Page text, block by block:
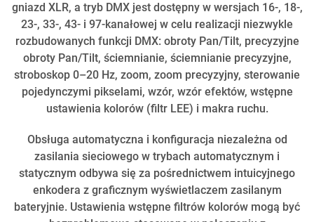
gniazd XLR, a tryb DMX jest dostępny w wersjach 16-, 18-,
23-, 33-, 43- i 97-kanałowej w celu realizacji niezwykle
rozbudowanych funkcji DMX: obroty Pan/Tilt, precyzyjne
obroty Pan/Tilt, ściemnianie, ściemnianie precyzyjne,
stroboskop 0–20 Hz, zoom, zoom precyzyjny, sterowanie
pojedynczymi pikselami, wzór, wzór efektów, wstępne
ustawienia kolorów (filtr LEE) i makra ruchu.
Obsługa automatyczna i konfiguracja niezależna od
zasilania sieciowego w trybach automatycznym i
statycznym odbywa się za pośrednictwem intuicyjnego
enkodera z graficznym wyświetlaczem zasilanym
bateryjnie. Ustawienia wstępne filtrów kolorów mogą być